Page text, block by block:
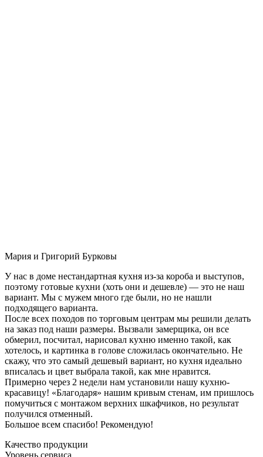
Мария и Григорий Бурковы
У нас в доме нестандартная кухня из-за короба и выступов,
поэтому готовые кухни (хоть они и дешевле) — это не наш
вариант. Мы с мужем много где были, но не нашли
подходящего варианта.
После всех походов по торговым центрам мы решили делать
на заказ под наши размеры. Вызвали замерщика, он все
обмерил, посчитал, нарисовал кухню именно такой, как
хотелось, и картинка в голове сложилась окончательно. Не
скажу, что это самый дешевый вариант, но кухня идеально
вписалась и цвет выбрала такой, как мне нравится.
Примерно через 2 недели нам установили нашу кухню-
красавицу! «Благодаря» нашим кривым стенам, им пришлось
помучиться с монтажом верхних шкафчиков, но результат
получился отменный.
Большое всем спасибо! Рекомендую!
Качество продукции
Уровень сервиса